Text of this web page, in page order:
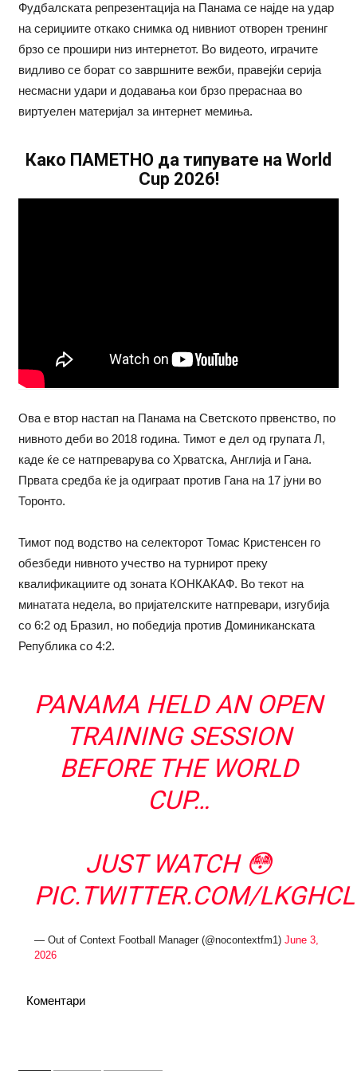
Фудбалската репрезентација на Панама се најде на удар
на сериџиите откако снимка од нивниот отворен тренинг
брзо се прошири низ интернетот. Во видеото, играчите
видливо се борат со завршните вежби, правејќи серија
несмасни удари и додавања кои брзо прераснаа во
виртуелен материјал за интернет мемиња.
Како ПАМЕТНО да типувате на World
Cup 2026!
Ова е втор настап на Панама на Светското првенство, по
нивното деби во 2018 година. Тимот е дел од групата Л,
каде ќе се натпреварува со Хрватска, Англија и Гана.
Првата средба ќе ја одиграат против Гана на 17 јуни во
Торонто.
Тимот под водство на селекторот Томас Кристенсен го
обезбеди нивното учество на турнирот преку
квалификациите од зоната КОНКАКАФ. Во текот на
минатата недела, во пријателските натпревари, изгубија
со 6:2 од Бразил, но победија против Доминиканската
Република со 4:2.
PANAMA HELD AN OPEN
TRAINING SESSION
BEFORE THE WORLD
CUP…
JUST WATCH 😳
PIC.TWITTER.COM/
— Out of Context Football Manager (@nocontextfm1) June 3,
2026
Коментари